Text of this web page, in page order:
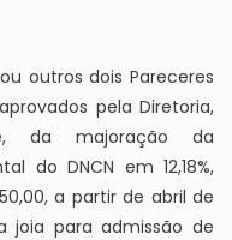
outros dois Pareceres
pela Diretoria,
da majoração da
do DNCN em 12,18%,
a partir de abril de
joia para admissão de